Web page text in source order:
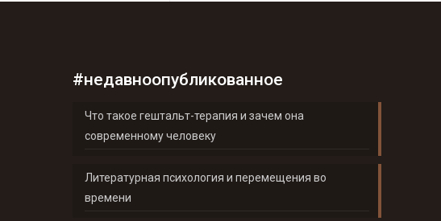
#недавноопубликованное
Что такое гештальт-терапия и зачем она
современному человеку
Литературная психология и перемещения во
времени